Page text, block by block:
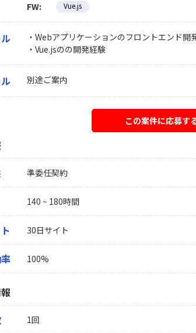
FW: Vue.js
・Webアプリケーションのフロントエンド開
・Vue.jsのの開発経験
別途ご案内
この案件に応募す
準委任契約
140 ~ 180時間
30日サイト
100%
1回